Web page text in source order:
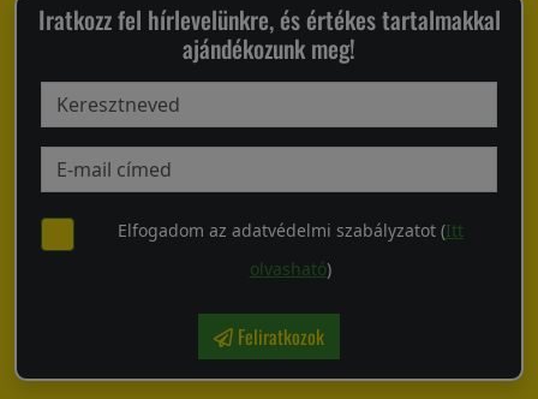
Iratkozz fel hírlevelünkre, és értékes tartalmakkal
ajándékozunk meg!
Elfogadom az adatvédelmi szabályzatot (Itt
olvasható)
Feliratkozok